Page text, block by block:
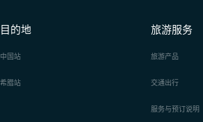
目的地
中国站
希腊站
旅游服务
旅游产品
交通出行
服务与预订说明